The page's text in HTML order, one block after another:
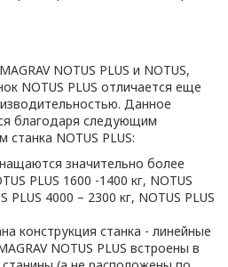
NOTUS PLUS и NOTUS,
NOTUS PLUS отличается еще
Данное
благодаря следующим
станка NOTUS PLUS:
значительно более
PLUS 1600 -1400 кг, NOTUS
PLUS 4000 – 2300 кг, NOTUS PLUS
конструкция станка - линейные
NOTUS PLUS встроены в